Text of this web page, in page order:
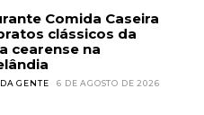
Comida Caseira
clássicos da
cearense na
GENTE 6 DE AGOSTO DE 2026